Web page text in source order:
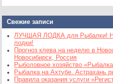
Свежие записи
ЛУЧШАЯ ЛОДКА для Рыбалки!
лодки!
Прогноз клева на неделю в
Новосибирск, Россия
Рыболовное хозяйство
Рыбалка на Ахтубе. Астрахань
Правила оказания услуги